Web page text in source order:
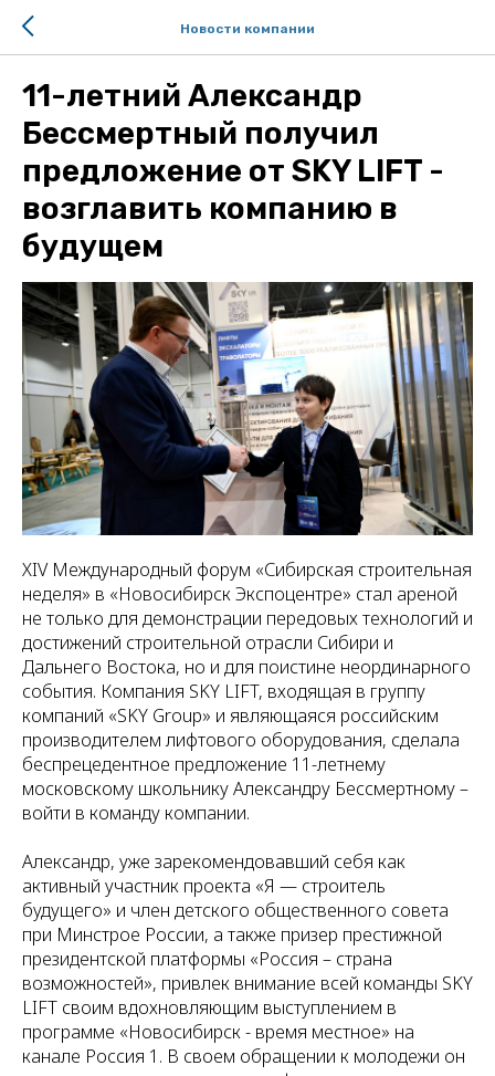
Новости компании
11-летний Александр
Бессмертный получил
предложение от SKY LIFT -
возглавить компанию в
будущем
XIV Международный форум «Сибирская строительная
неделя» в «Новосибирск Экспоцентре» стал ареной
не только для демонстрации передовых технологий и
достижений строительной отрасли Сибири и
Дальнего Востока, но и для поистине неординарного
события. Компания SKY LIFT, входящая в группу
компаний «SKY Group» и являющаяся российским
производителем лифтового оборудования, сделала
беспрецедентное предложение 11-летнему
московскому школьнику Александру Бессмертному –
войти в команду компании.
Александр, уже зарекомендовавший себя как
активный участник проекта «Я — строитель
будущего» и член детского общественного совета
при Минстрое России, а также призер престижной
президентской платформы «Россия – страна
возможностей», привлек внимание всей команды SKY
LIFT своим вдохновляющим выступлением в
программе «Новосибирск - время местное» на
канале Россия 1. В своем обращении к молодежи он